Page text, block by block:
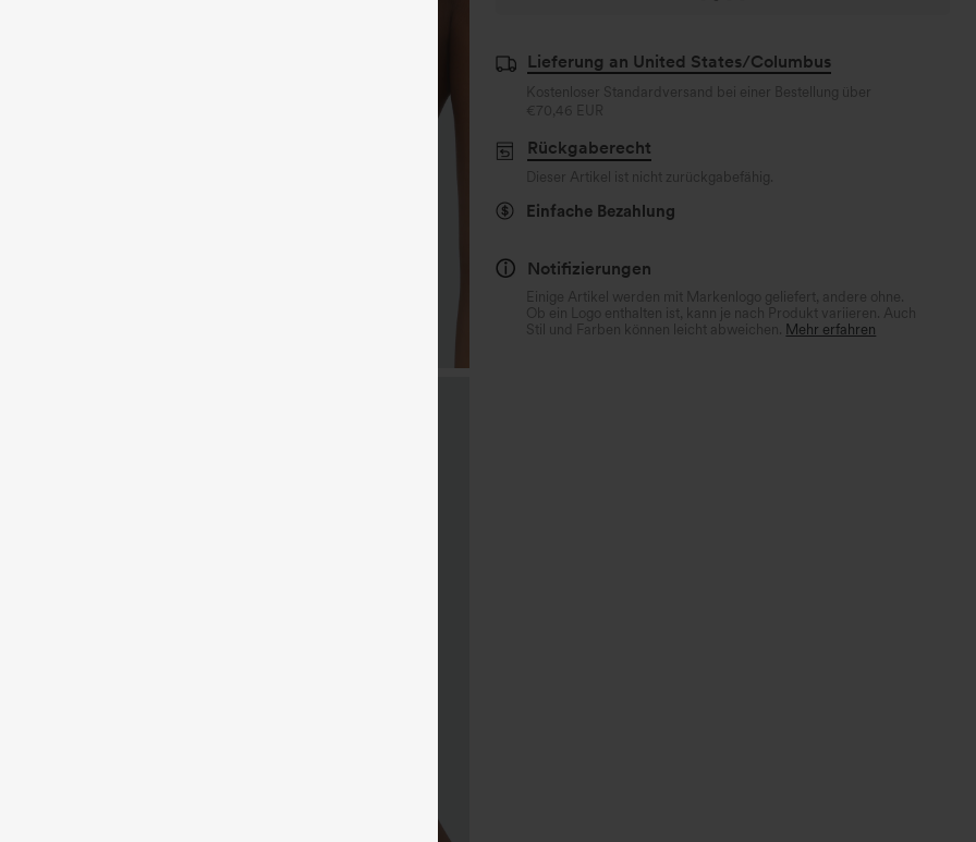
Lieferung an United States/Columbus
Kostenloser Standardversand bei einer Bestellung über
€70,46 EUR
Rückgaberecht
Dieser Artikel ist nicht zurückgabefähig.
Einfache Bezahlung
Notifizierungen
Einige Artikel werden mit Markenlogo geliefert, andere ohne.
Ob ein Logo enthalten ist, kann je nach Produkt variieren. Auch
Stil und Farben können leicht abweichen. Mehr erfahren